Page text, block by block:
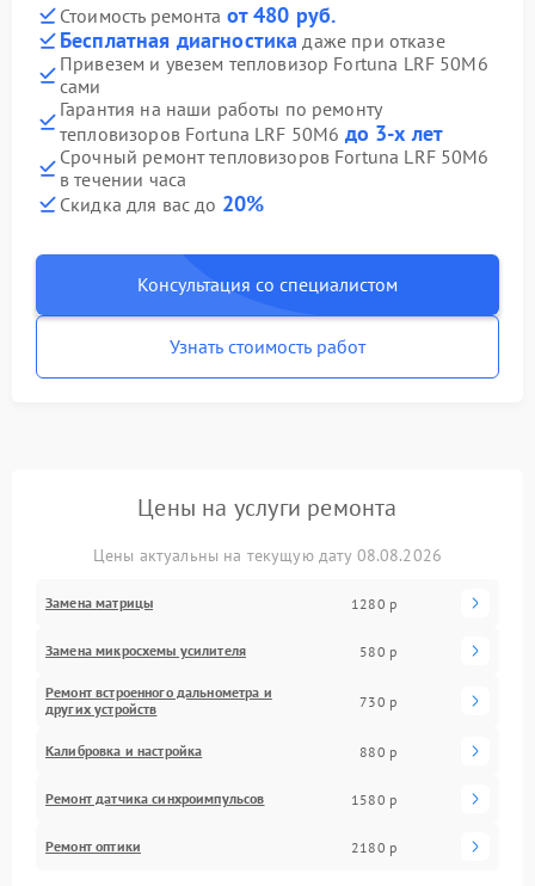
Стоимость ремонта от 480 руб.
Бесплатная диагностика даже при отказе
Привезем и увезем тепловизор Fortuna LRF 50M6
сами
Гарантия на наши работы по ремонту
тепловизоров Fortuna LRF 50M6 до 3-х лет
Срочный ремонт тепловизоров Fortuna LRF 50M6
в течении часа
Скидка для вас до 20%
Консультация со специалистом
Узнать стоимость работ
Цены на услуги ремонта
Цены актуальны на текущую дату 08.08.2026
Замена матрицы 1280 р
Замена микросхемы усилителя 580 р
Ремонт встроенного дальнометра и
других устройств
730 р
Калибровка и настройка 880 р
Ремонт датчика синхроимпульсов 1580 р
Ремонт оптики 2180 р